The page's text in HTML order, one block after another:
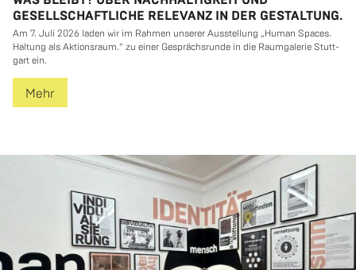
GESELLSCHAFTLICHE RELEVANZ IN DER GESTALTUNG.
Am 7. Juli 2026 laden wir im Rah­men un­se­rer Aus­stel­lung „Human Spaces.
Hal­tung als Ak­ti­ons­raum.“ zu einer Ge­sprächs­run­de in die Raum­ga­le­rie Stutt­
gart ein.
Mehr